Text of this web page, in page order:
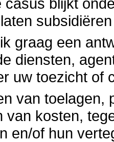
graag een
diensten,
uw toezicht of
van toelagen,
van kosten,
en/of hun